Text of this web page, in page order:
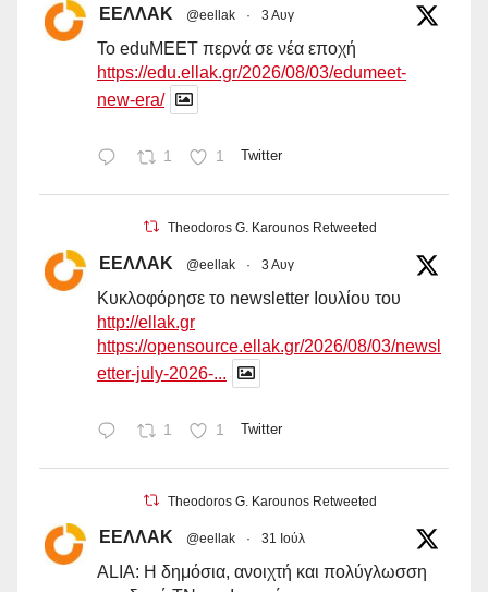
ΕΕΛΛΑΚ @eellak · 3 Αυγ
Το eduMEET περνά σε νέα εποχή
https://edu.ellak.gr/2026/08/03/edumeet-
new-era/
1 1 Twitter
Theodoros G. Karounos Retweeted
ΕΕΛΛΑΚ @eellak · 3 Αυγ
Κυκλοφόρησε το newsletter Ιουλίου του
http://ellak.gr
https://opensource.ellak.gr/2026/08/03/newsl
etter-july-2026-...
1 1 Twitter
Theodoros G. Karounos Retweeted
ΕΕΛΛΑΚ @eellak · 31 Ιούλ
ALIA: Η δημόσια, ανοιχτή και πολύγλωσση